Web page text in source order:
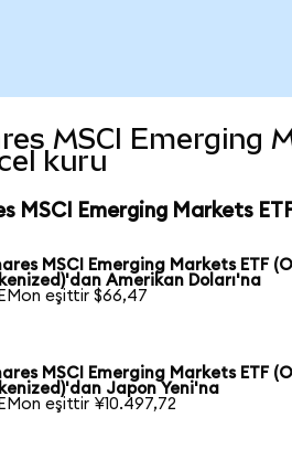
MSCI Emerging
kuru
MSCI Emerging Markets
MSCI Emerging Markets ETF
Amerikan Doları'na
eşittir $66,47
MSCI Emerging Markets ETF
Japon Yeni'na
eşittir ¥10.497,72